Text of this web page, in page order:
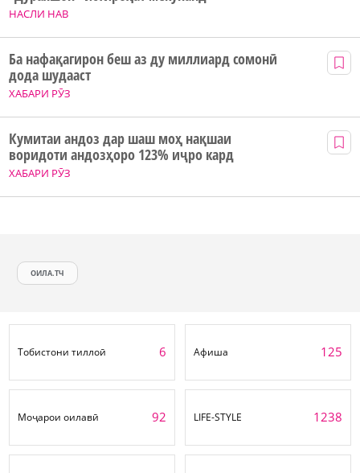
НАСЛИ НАВ
ХАБАРИ РӮЗ
Ба нафақагирон беш аз ду миллиард сомонӣ
дода шудааст
ХАБАРИ РӮЗ
Кумитаи андоз дар шаш моҳ нақшаи
воридоти андозҳоро 123% иҷро кард
ОИЛА.ТЧ
Тобистони тиллоӣ 6 Афиша 125
Моҷарои оилавӣ 92 LIFE-STYLE 1238